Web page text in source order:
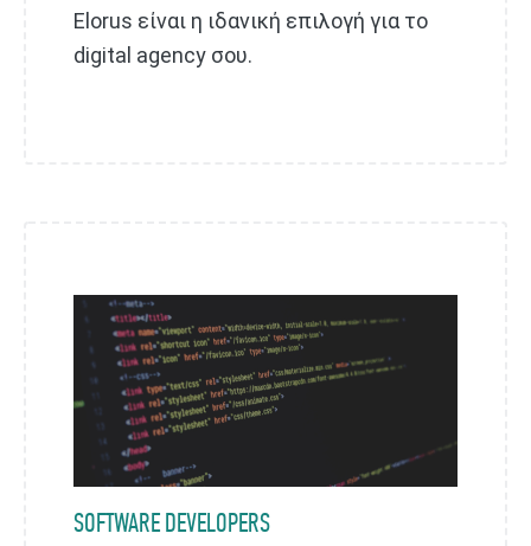
Elorus είναι η ιδανική επιλογή για το
digital agency σου.
SOFTWARE DEVELOPERS